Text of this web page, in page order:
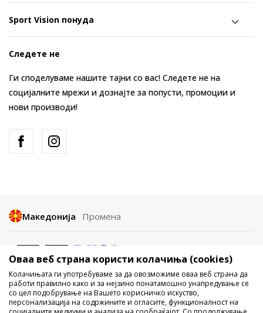
Sport Vision понуда
Следете не
Ги споделуваме нашите тајни со вас! Следете не на
социјалните мрежи и дознајте за попусти, промоции и
нови производи!
Македонија Промена
Не е дозволено превземање или користење на содржината од
Оваа веб страна користи колачиња (cookies)
Колачињата ги употребуваме за да овозможиме оваа веб страна да
работи правилно како и за нејзино понатамошно унапредување се
со цел подобрување на Вашето корисничко искуство,
персонализација на содржините и огласите, функционалност на